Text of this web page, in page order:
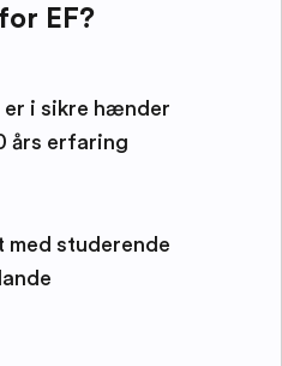
EF?
er i sikre hænder
års erfaring
med studerende